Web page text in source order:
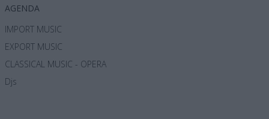
AGENDA
IMPORT MUSIC
EXPORT MUSIC
CLASSICAL MUSIC - OPERA
Djs